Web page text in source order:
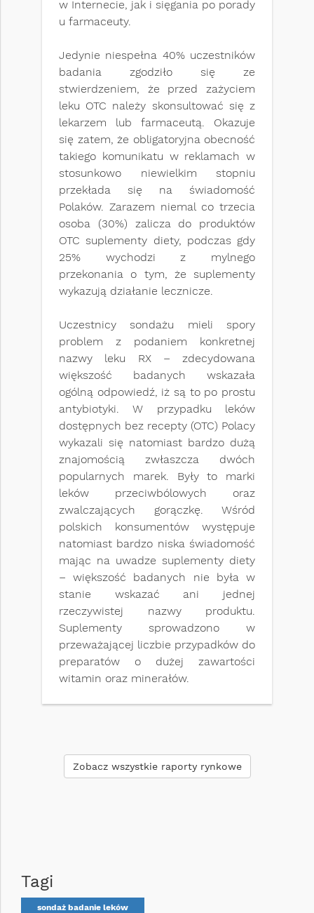
w Internecie, jak i sięgania po porady
u farmaceuty.
Jedynie niespełna 40% uczestników
badania zgodziło się ze
stwierdzeniem, że przed zażyciem
leku OTC należy skonsultować się z
lekarzem lub farmaceutą. Okazuje
się zatem, że obligatoryjna obecność
takiego komunikatu w reklamach w
stosunkowo niewielkim stopniu
przekłada się na świadomość
Polaków. Zarazem niemal co trzecia
osoba (30%) zalicza do produktów
OTC suplementy diety, podczas gdy
25% wychodzi z mylnego
przekonania o tym, że suplementy
wykazują działanie lecznicze.
Uczestnicy sondażu mieli spory
problem z podaniem konkretnej
nazwy leku RX – zdecydowana
większość badanych wskazała
ogólną odpowiedź, iż są to po prostu
antybiotyki. W przypadku leków
dostępnych bez recepty (OTC) Polacy
wykazali się natomiast bardzo dużą
znajomością zwłaszcza dwóch
popularnych marek. Były to marki
leków przeciwbólowych oraz
zwalczających gorączkę. Wśród
polskich konsumentów występuje
natomiast bardzo niska świadomość
mając na uwadze suplementy diety
– większość badanych nie była w
stanie wskazać ani jednej
rzeczywistej nazwy produktu.
Suplementy sprowadzono w
przeważającej liczbie przypadków do
preparatów o dużej zawartości
witamin oraz minerałów.
Zobacz wszystkie raporty rynkowe
Tagi
sondaż badanie leków